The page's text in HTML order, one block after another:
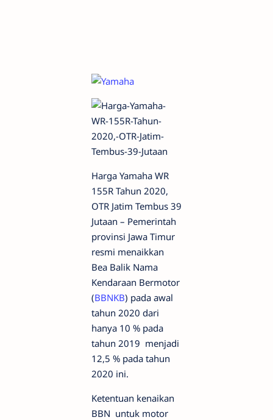
Harga Yamaha WR
155R Tahun 2020,
OTR Jatim Tembus 39
Jutaan – Pemerintah
provinsi Jawa Timur
resmi menaikkan
Bea Balik Nama
Kendaraan Bermotor
(BBNKB) pada awal
tahun 2020 dari
hanya 10 % pada
tahun 2019 menjadi
12,5 % pada tahun
2020 ini.
Ketentuan kenaikan
BBN untuk motor